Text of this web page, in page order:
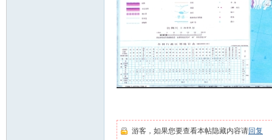
游客，如果您要查看本帖隐藏内容请回复